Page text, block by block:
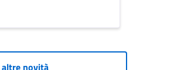
DI ALTO RISCHIO SU TUTTO IL TERRITORIO
altre novità